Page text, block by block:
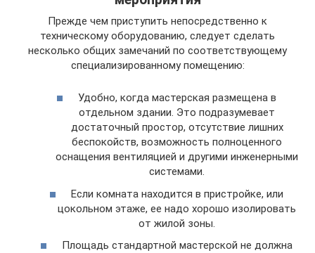
Прежде чем приступить непосредственно к
техническому оборудованию, следует сделать
несколько общих замечаний по соответствующему
специализированному помещению:
Удобно, когда мастерская размещена в
отдельном здании. Это подразумевает
достаточный простор, отсутствие лишних
беспокойств, возможность полноценного
оснащения вентиляцией и другими инженерными
системами.
Если комната находится в пристройке, или
цокольном этаже, ее надо хорошо изолировать
от жилой зоны.
Площадь стандартной мастерской не должна